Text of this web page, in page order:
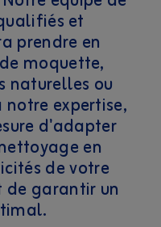
et
prendre en
moquette,
naturelles ou
expertise,
d'adapter
en
de votre
de garantir un